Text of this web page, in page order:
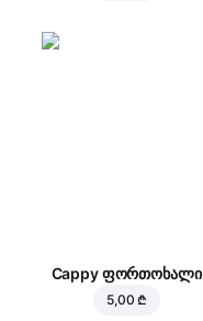
Cappy ფორთოხალი
5,00 ₾